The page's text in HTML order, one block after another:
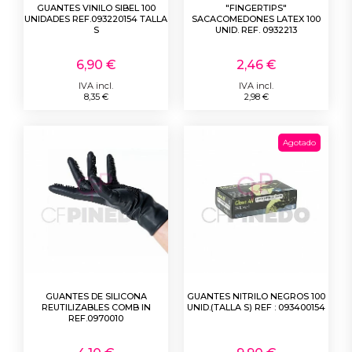
GUANTES VINILO SIBEL 100
UNIDADES REF.093220154 TALLA
S
6,90 €
IVA incl.
8,35 €
"FINGERTIPS"
SACACOMEDONES LATEX 100
UNID. REF. 0932213
2,46 €
IVA incl.
2,98 €
GUANTES DE SILICONA
REUTILIZABLES COMB IN
REF.0970010
GUANTES NITRILO NEGROS 100
UNID.(TALLA S) REF : 093400154
Agotado